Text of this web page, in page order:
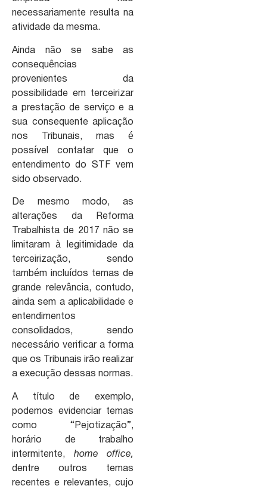
necessariamente resulta na
atividade da mesma.
Ainda não se sabe as
consequências
provenientes da
possibilidade em terceirizar
a prestação de serviço e a
sua consequente aplicação
nos Tribunais, mas é
possível contatar que o
entendimento do STF vem
sido observado.
De mesmo modo, as
alterações da Reforma
Trabalhista de 2017 não se
limitaram à legitimidade da
terceirização, sendo
também incluídos temas de
grande relevância, contudo,
ainda sem a aplicabilidade e
entendimentos
consolidados, sendo
necessário verificar a forma
que os Tribunais irão realizar
a execução dessas normas.
A título de exemplo,
podemos evidenciar temas
como “Pejotização”,
horário de trabalho
intermitente, home office,
dentre outros temas
recentes e relevantes, cujo